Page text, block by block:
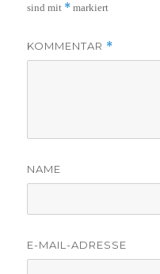
sind mit * markiert
KOMMENTAR *
NAME
E-MAIL-ADRESSE